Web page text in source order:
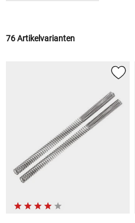
76 Artikelvarianten